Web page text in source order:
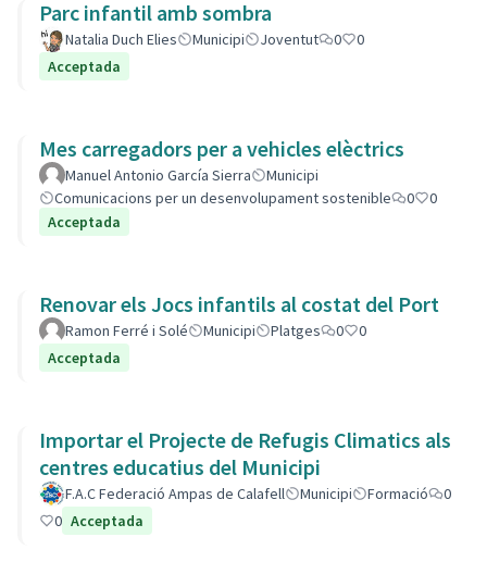
Parc infantil amb sombra
Natalia Duch Elies Municipi Joventut 0
0
Acceptada
Mes carregadors per a vehicles elèctrics
Manuel Antonio García Sierra
Municipi
Comunicacions per un desenvolupament sostenible
0
0
Acceptada
Renovar els Jocs infantils al costat del Port
Ramon Ferré i Solé Municipi Platges 0
0
Acceptada
Importar el Projecte de Refugis Climatics als
centres educatius del Municipi
F.A.C Federació Ampas de Calafell Municipi Formació
0
0 Acceptada